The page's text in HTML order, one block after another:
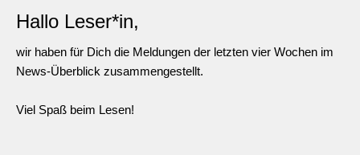
Hallo Leser*in,
wir haben für Dich die Meldungen der letzten vier Wochen im
News-Überblick zusammengestellt.
Viel Spaß beim Lesen!